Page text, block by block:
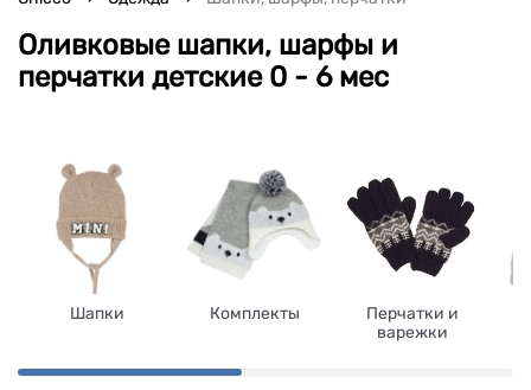
Оливковые шапки, шарфы и
перчатки детские 0 - 6 мес
Шапки Комплекты
Перчатки и
варежки